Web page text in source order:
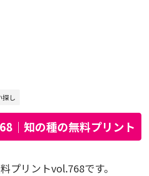
探し
｜知の種の無料プリント
プリントvol.768です。